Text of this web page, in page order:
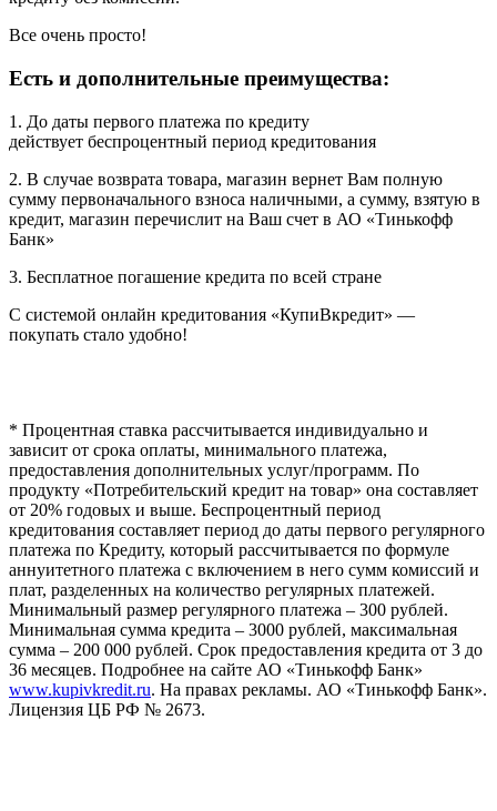
Все очень просто!
Есть и дополнительные преимущества:
1. До даты первого платежа по кредиту
действует беспроцентный период кредитования
2. В случае возврата товара, магазин вернет Вам полную
сумму первоначального взноса наличными, а сумму, взятую в
кредит, магазин перечислит на Ваш счет в АО «Тинькофф
Банк»
3. Бесплатное погашение кредита по всей стране
С системой онлайн кредитования «КупиВкредит» —
покупать стало удобно!
* Процентная ставка рассчитывается индивидуально и
зависит от срока оплаты, минимального платежа,
предоставления дополнительных услуг/программ. По
продукту «Потребительский кредит на товар» она составляет
от 20% годовых и выше. Беспроцентный период
кредитования составляет период до даты первого регулярного
платежа по Кредиту, который рассчитывается по формуле
аннуитетного платежа с включением в него сумм комиссий и
плат, разделенных на количество регулярных платежей.
Минимальный размер регулярного платежа – 300 рублей.
Минимальная сумма кредита – 3000 рублей, максимальная
сумма – 200 000 рублей. Срок предоставления кредита от 3 до
36 месяцев. Подробнее на сайте АО «Тинькофф Банк»
www.kupivkredit.ru. На правах рекламы. АО «Тинькофф Банк».
Лицензия ЦБ РФ № 2673.